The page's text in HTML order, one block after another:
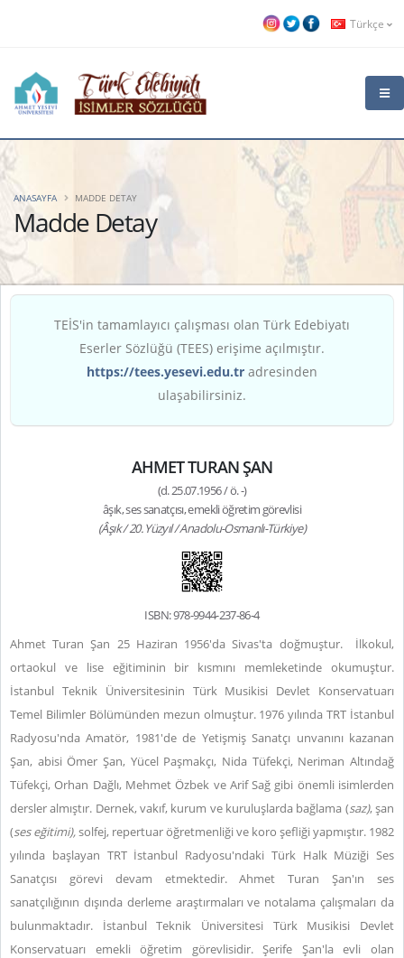
Türkçe
Madde Detay
ANASAYFA MADDE DETAY
TEİS'in tamamlayıcı çalışması olan Türk Edebiyatı
Eserler Sözlüğü (TEES) erişime açılmıştır.
https://tees.yesevi.edu.tr adresinden
ulaşabilirsiniz.
AHMET TURAN ŞAN
(d. 25.07.1956 / ö. -)
âşık, ses sanatçısı, emekli öğretim görevlisi
(Âşık / 20. Yüzyıl / Anadolu-Osmanlı-Türkiye)
ISBN: 978-9944-237-86-4
Ahmet Turan Şan 25 Haziran 1956'da Sivas'ta doğmuştur. İlkokul,
ortaokul ve lise eğitiminin bir kısmını memleketinde okumuştur.
İstanbul Teknik Üniversitesinin Türk Musikisi Devlet Konservatuarı
Temel Bilimler Bölümünden mezun olmuştur. 1976 yılında TRT İstanbul
Radyosu'nda Amatör, 1981'de de Yetişmiş Sanatçı unvanını kazanan
Şan, abisi Ömer Şan, Yücel Paşmakçı, Nida Tüfekçi, Neriman Altındağ
Tüfekçi, Orhan Dağlı, Mehmet Özbek ve Arif Sağ gibi önemli isimlerden
dersler almıştır. Dernek, vakıf, kurum ve kuruluşlarda bağlama (saz), şan
(ses eğitimi),solfej, repertuar öğretmenliği ve koro şefliği yapmıştır. 1982
yılında başlayan TRT İstanbul Radyosu'ndaki Türk Halk Müziği Ses
Sanatçısı görevi devam etmektedir. Ahmet Turan Şan'ın ses
sanatçılığının dışında derleme araştırmaları ve notalama çalışmaları da
bulunmaktadır. İstanbul Teknik Üniversitesi Türk Musikisi Devlet
Konservatuarı emekli öğretim görevlisidir.Şerife Şan'la evli olan